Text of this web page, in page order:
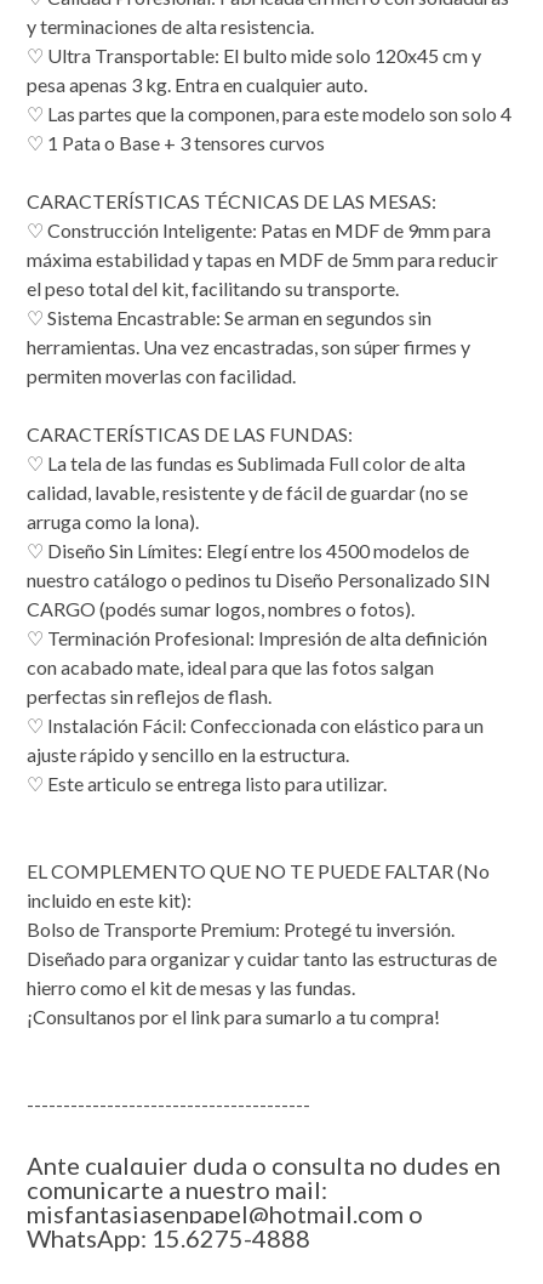
y terminaciones de alta resistencia.
♡ Ultra Transportable: El bulto mide solo 120x45 cm y
pesa apenas 3 kg. Entra en cualquier auto.
♡ Las partes que la componen, para este modelo son solo 4
♡ 1 Pata o Base + 3 tensores curvos
CARACTERÍSTICAS TÉCNICAS DE LAS MESAS:
♡ Construcción Inteligente: Patas en MDF de 9mm para
máxima estabilidad y tapas en MDF de 5mm para reducir
el peso total del kit, facilitando su transporte.
♡ Sistema Encastrable: Se arman en segundos sin
herramientas. Una vez encastradas, son súper firmes y
permiten moverlas con facilidad.
CARACTERÍSTICAS DE LAS FUNDAS:
♡ La tela de las fundas es Sublimada Full color de alta
calidad, lavable, resistente y de fácil de guardar (no se
arruga como la lona).
♡ Diseño Sin Límites: Elegí entre los 4500 modelos de
nuestro catálogo o pedinos tu Diseño Personalizado SIN
CARGO (podés sumar logos, nombres o fotos).
♡ Terminación Profesional: Impresión de alta definición
con acabado mate, ideal para que las fotos salgan
perfectas sin reflejos de flash.
​♡ Instalación Fácil: Confeccionada con elástico para un
ajuste rápido y sencillo en la estructura.
♡ Este articulo se entrega listo para utilizar.
EL COMPLEMENTO QUE NO TE PUEDE FALTAR (No
incluido en este kit):
Bolso de Transporte Premium: Protegé tu inversión.
Diseñado para organizar y cuidar tanto las estructuras de
hierro como el kit de mesas y las fundas.
¡Consultanos por el link para sumarlo a tu compra!
---------------------------------------
Ante cualquier duda o consulta no dudes en
comunicarte a nuestro mail:
misfantasiasenpapel@hotmail.com o
WhatsApp: 15.6275-4888